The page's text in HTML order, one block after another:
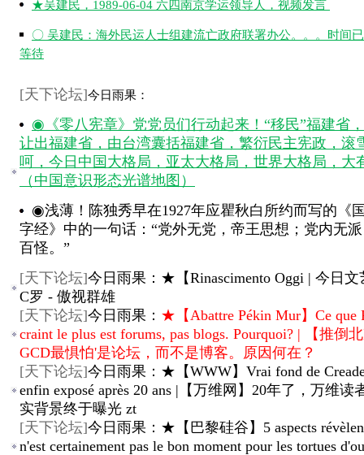
★吴建民，1989-06-04 六四南京学运领导人，视频发言
〇 吴建民：海外民运人士组建流亡政府联署办公。。。时间
等待
[天下论坛]今日雨果：
◉《零八宪章》党党员们行动起来！“移民”福建省
让出福建省，由台湾囊括福建省，繁衍民主宪政，滚
呵，今日中国大格局，亚太大格局，世界大格局，大
（中国意识形态光谱地图）
◉浅薄！陈独秀早在1927年应瞿秋白所约而写的《
字经》中的一句话：“党外无党，帝王思想；党内无
百怪。”
[天下论坛]今日雨果：★【Rinascimento Oggi | 今日文
C罗 - 傲视群雄
[天下论坛]今日雨果： ★【Abattre Pékin Mur】Ce que
craint le plus est forums, pas blogs. Pourquoi? | 【推倒
GCD最惧怕'是论坛，而不是博客。原因何在？
[天下论坛]今日雨果：★【WWW】Vrai fond de
enfin exposé après 20 ans |【万维网】20年了，万维读
实背景终于曝光 zt
[天下论坛]今日雨果：★【巴黎硅谷】5 aspects
n'est certainement pas le bon moment pour les tortues